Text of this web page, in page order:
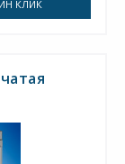
КЛИК